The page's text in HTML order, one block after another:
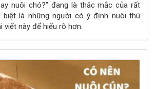
nuôi chó?” đang là thắc mắc của rất
biệt là những người có ý định nuôi thú
viết này để hiểu rõ hơn.